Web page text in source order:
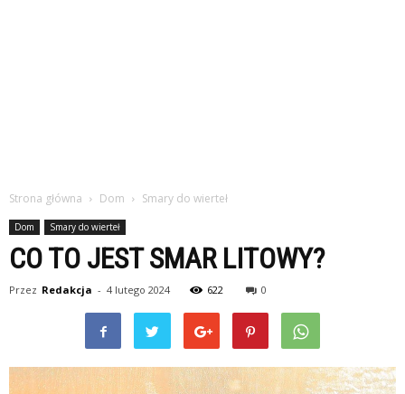
Strona główna Dom Smary do wierteł
Dom Smary do wierteł
CO TO JEST SMAR LITOWY?
Przez Redakcja - 4 lutego 2024 622 0